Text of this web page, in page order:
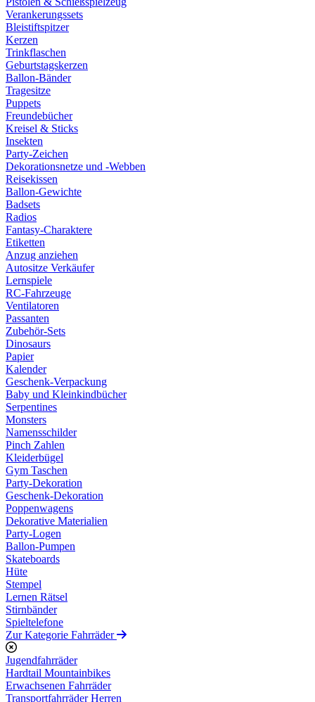
Verankerungssets
Bleistiftspitzer
Kerzen
Trinkflaschen
Geburtstagskerzen
Ballon-Bänder
Tragesitze
Puppets
Freundebücher
Kreisel & Sticks
Insekten
Party-Zeichen
Dekorationsnetze und -Webben
Reisekissen
Ballon-Gewichte
Badsets
Radios
Fantasy-Charaktere
Etiketten
Anzug anziehen
Autositze Verkäufer
Lernspiele
RC-Fahrzeuge
Ventilatoren
Passanten
Zubehör-Sets
Dinosaurs
Papier
Kalender
Geschenk-Verpackung
Baby und Kleinkindbücher
Serpentines
Monsters
Namensschilder
Pinch Zahlen
Kleiderbügel
Gym Taschen
Party-Dekoration
Geschenk-Dekoration
Poppenwagens
Dekorative Materialien
Party-Logen
Ballon-Pumpen
Skateboards
Hüte
Stempel
Lernen Rätsel
Stirnbänder
Spieltelefone
Zur Kategorie Fahrräder
Jugendfahrräder
Hardtail Mountainbikes
Erwachsenen Fahrräder
Transportfahrräder Herren